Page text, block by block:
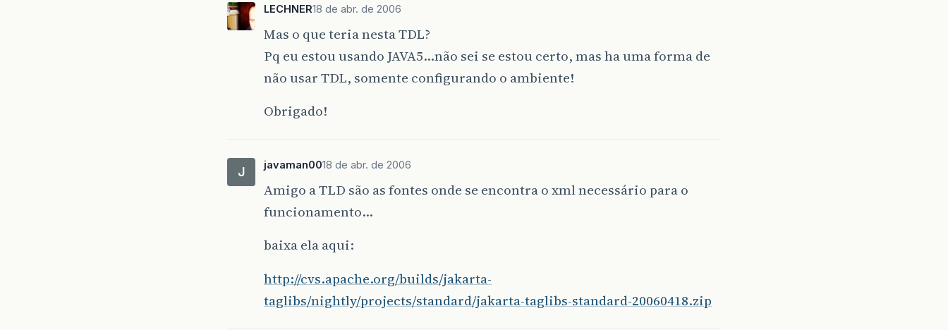
LECHNER18 de abr. de 2006
Mas o que teria nesta TDL?
Pq eu estou usando JAVA5…não sei se estou certo, mas ha uma forma de
não usar TDL, somente configurando o ambiente!
Obrigado!
J javaman0018 de abr. de 2006
Amigo a TLD são as fontes onde se encontra o xml necessário para o
funcionamento…
baixa ela aqui:
http://cvs.apache.org/builds/jakarta-
taglibs/nightly/projects/standard/jakarta-taglibs-standard-20060418.zip